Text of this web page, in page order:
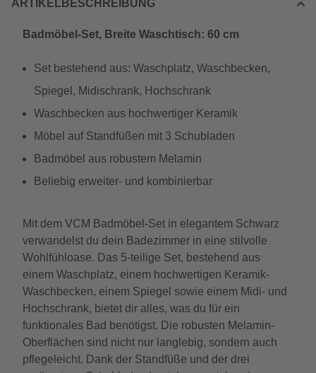
ARTIKELBESCHREIBUNG
Badmöbel-Set, Breite Waschtisch: 60 cm
Set bestehend aus: Waschplatz, Waschbecken,
Spiegel, Midischrank, Hochschrank
Waschbecken aus hochwertiger Keramik
Möbel auf Standfüßen mit 3 Schubladen
Badmöbel aus robustem Melamin
Beliebig erweiter- und kombinierbar
Mit dem VCM Badmöbel-Set in elegantem Schwarz
verwandelst du dein Badezimmer in eine stilvolle
Wohlfühloase. Das 5-teilige Set, bestehend aus
einem Waschplatz, einem hochwertigen Keramik-
Waschbecken, einem Spiegel sowie einem Midi- und
Hochschrank, bietet dir alles, was du für ein
funktionales Bad benötigst. Die robusten Melamin-
Oberflächen sind nicht nur langlebig, sondern auch
pflegeleicht. Dank der Standfüße und der drei